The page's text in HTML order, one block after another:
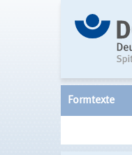
Formtexte